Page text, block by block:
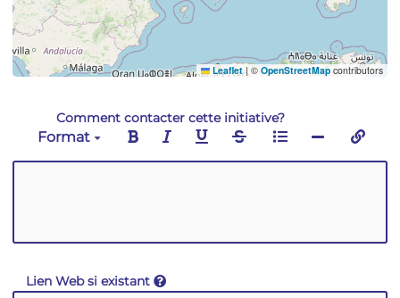
Leaflet | © OpenStreetMap contributors
Comment contacter cette initiative?
Format
Lien Web si existant